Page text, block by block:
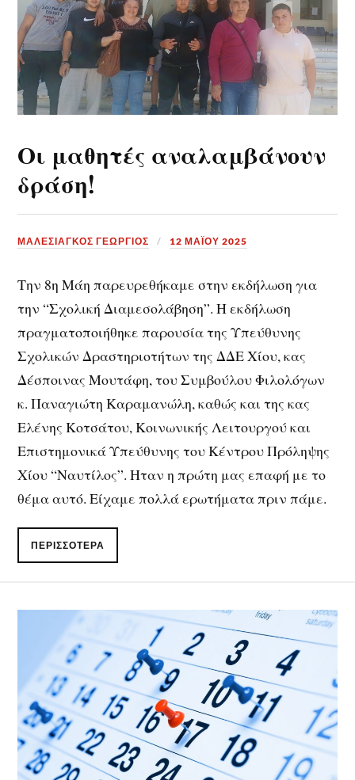
Οι μαθητές αναλαμβάνουν
δράση!
ΜΑΛΕΣΙΑΓΚΟΣ ΓΕΩΡΓΙΟΣ 12 ΜΑΪ́ΟΥ 2025
Την 8η Μάη παρευρεθήκαμε στην εκδήλωση για
την “Σχολική Διαμεσολάβηση”. Η εκδήλωση
πραγματοποιήθηκε παρουσία της Υπεύθυνης
Σχολικών Δραστηριοτήτων της ΔΔΕ Χίου, κας
Δέσποινας Μουτάφη, του Συμβούλου Φιλολόγων
κ. Παναγιώτη Καραμανώλη, καθώς και της κας
Ελένης Κοτσάτου, Κοινωνικής Λειτουργού και
Επιστημονικά Υπεύθυνης του Κέντρου Πρόληψης
Χίου “Ναυτίλος”. Ηταν η πρώτη μας επαφή με το
θέμα αυτό. Είχαμε πολλά ερωτήματα πριν πάμε.
ΠΕΡΙΣΣΌΤΕΡΑ